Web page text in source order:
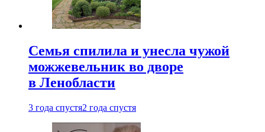
Семья спилила и унесла чужой
можжевельник во дворе
в Ленобласти
3 года спустя2 года спустя